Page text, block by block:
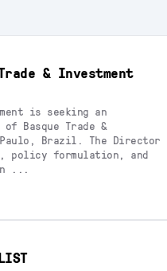
& Investment
is seeking an
Basque Trade &
Brazil. The Director
formulation, and
...